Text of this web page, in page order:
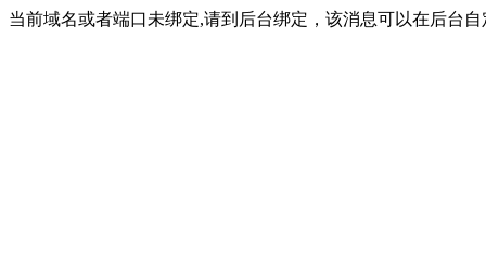
当前域名或者端口未绑定,请到后台绑定，该消息可以在后台自